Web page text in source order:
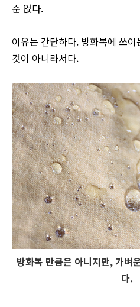
순 없다.
이유는 간단하다. 방화복에 쓰
것이 아니라서다.
방화복 만큼은 아니지만, 가벼
다.